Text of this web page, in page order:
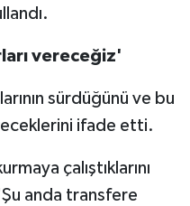
vereceğiz'
sürdüğünü ve bu
ifade etti.
çalıştıklarını
anda transfere